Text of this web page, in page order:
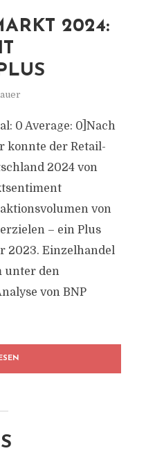
2024:
0 Average: 0]Nach
konnte der Retail-
2024 von
von
– ein Plus
2023. Einzelhandel
unter den
von BNP